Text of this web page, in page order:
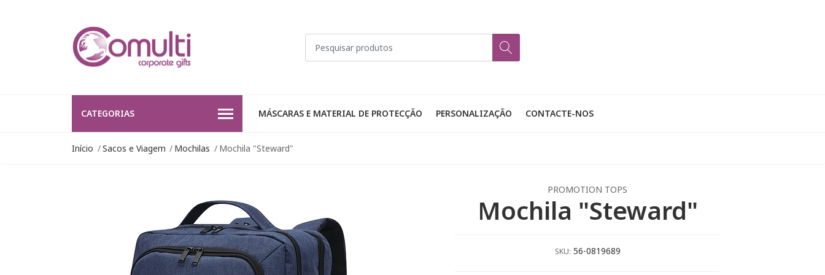
CATEGORIAS MÁSCARAS E MATERIAL DE PROTECÇÃO PERSONALIZAÇÃO CONTACTE-NOS
Início Sacos e Viagem Mochilas Mochila "Steward"
PROMOTION TOPS
Mochila "Steward"
SKU: 56-0819689